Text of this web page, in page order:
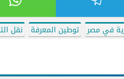
في مصر توطين المعرفة نقل